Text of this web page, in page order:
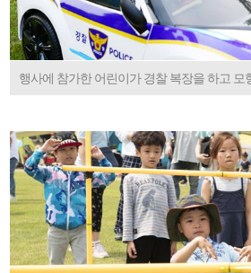
행사에 참가한 어린이가 경찰 복장을 하고 모